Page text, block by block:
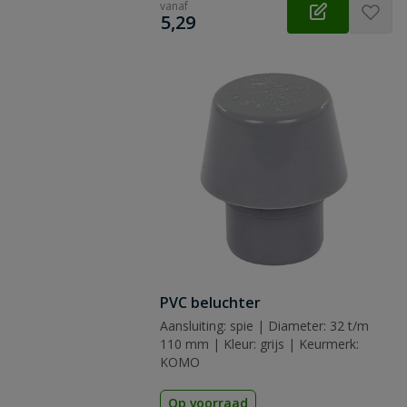
vanaf
€
5,29
PVC beluchter
Aansluiting: spie | Diameter: 32 t/m
110 mm | Kleur: grijs | Keurmerk:
KOMO
Op voorraad